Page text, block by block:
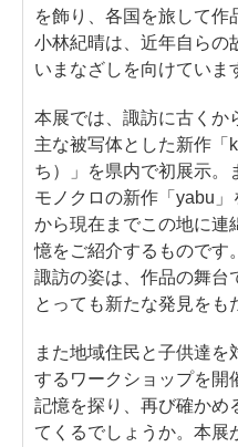
を飾り、各国を旅して作
小林紀晴は、近年自らの
いまなざしを向けていま
本展では、諏訪に古くか
主な被写体とした新作「
ち）」を県内で初展示。
モノクロの新作「yabu
から現在までこの地に連
憶をご紹介するものです
諏訪の姿は、作品の舞台
とっても新たな発見をも
また地域住民と子供達を
するワークショップを開
記憶を探り、再び確かめ
てくるでしょうか。本展